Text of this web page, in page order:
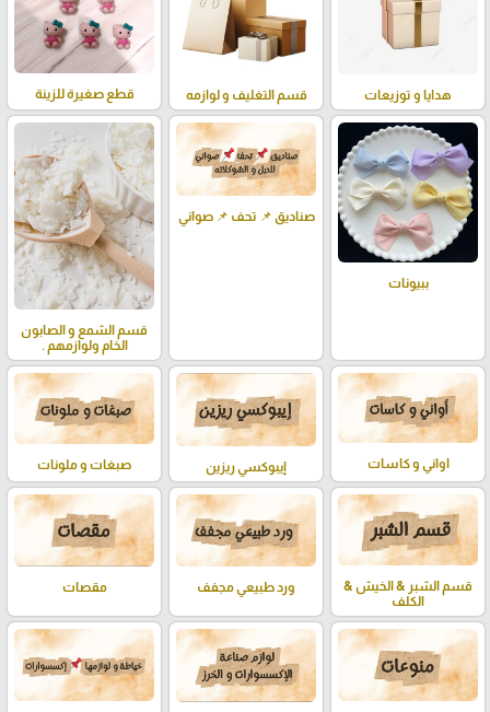
هدايا و توزيعات قسم التغليف و لوازمه قطع صغيرة للزينة
ببيونات
صناديق 📌 تحف 📌 صواني
قسم الشمع و الصابون
الخام ولوازمهم .
اواني و كاسات إيبوكسي ريزين صبغات و ملونات
قسم الشبر & الخيش &
الكلف
ورد طبيعي مجفف مقصات